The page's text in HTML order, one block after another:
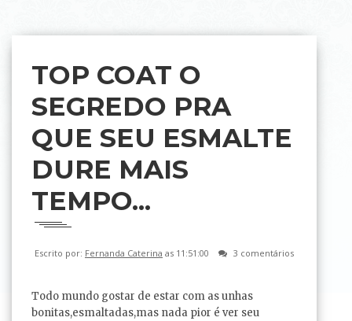
TOP COAT O
SEGREDO PRA
QUE SEU ESMALTE
DURE MAIS
TEMPO...
Escrito por: Fernanda Caterina as 11:51:00 3 comentários
Todo mundo gostar de estar com as unhas
bonitas,esmaltadas,mas nada pior é ver seu